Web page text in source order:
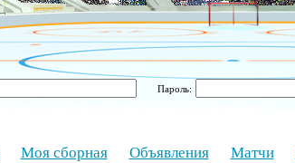
Пароль:
Моя сборная Объявления Матчи